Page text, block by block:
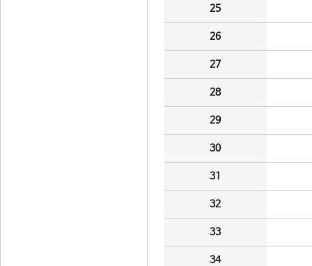
25
26
27
28
29
30
31
32
33
34